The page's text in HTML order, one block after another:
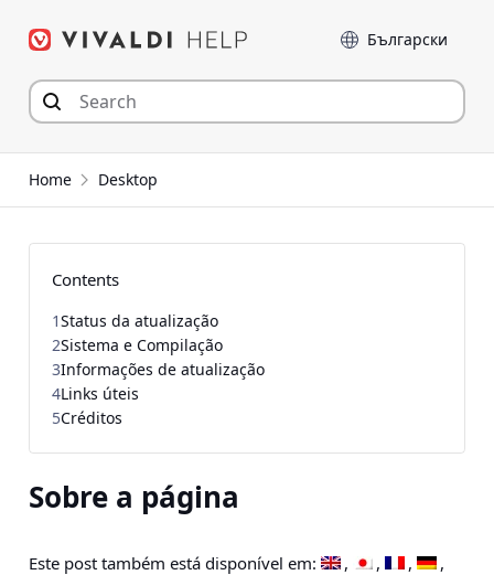
Language
Home Desktop
Sobre a página
Este post também está disponível em:
Contents
1Status da atualização
2Sistema e Compilação
3Informações de atualização
4Links úteis
5Créditos